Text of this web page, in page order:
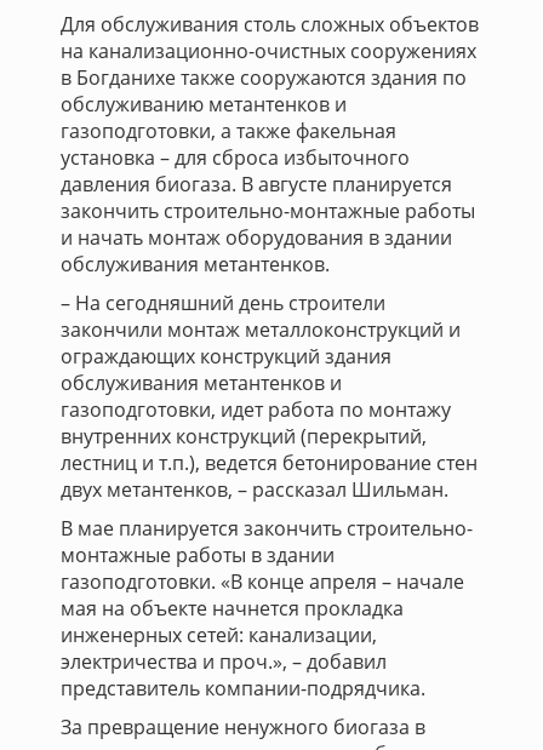
Для обслуживания столь сложных объектов
на канализационно-очистных сооружениях
в Богданихе также сооружаются здания по
обслуживанию метантенков и
газоподготовки, а также факельная
установка – для сброса избыточного
давления биогаза. В августе планируется
закончить строительно-монтажные работы
и начать монтаж оборудования в здании
обслуживания метантенков.
– На сегодняшний день строители
закончили монтаж металлоконструкций и
ограждающих конструкций здания
обслуживания метантенков и
газоподготовки, идет работа по монтажу
внутренних конструкций (перекрытий,
лестниц и т.п.), ведется бетонирование стен
двух метантенков, – рассказал Шильман.
В мае планируется закончить строительно-
монтажные работы в здании
газоподготовки. «В конце апреля – начале
мая на объекте начнется прокладка
инженерных сетей: канализации,
электричества и проч.», – добавил
представитель компании-подрядчика.
За превращение ненужного биогаза в